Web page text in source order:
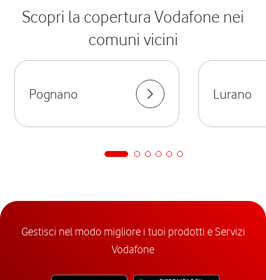
Scopri la copertura Vodafone nei
comuni vicini
Pognano Lurano
Gestisci nel modo migliore i tuoi prodotti e Servizi
Vodafone